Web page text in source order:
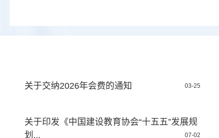
关于交纳2026年会费的通知 03-25
关于印发《中国建设教育协会“十五五”发展规
划...
07-02